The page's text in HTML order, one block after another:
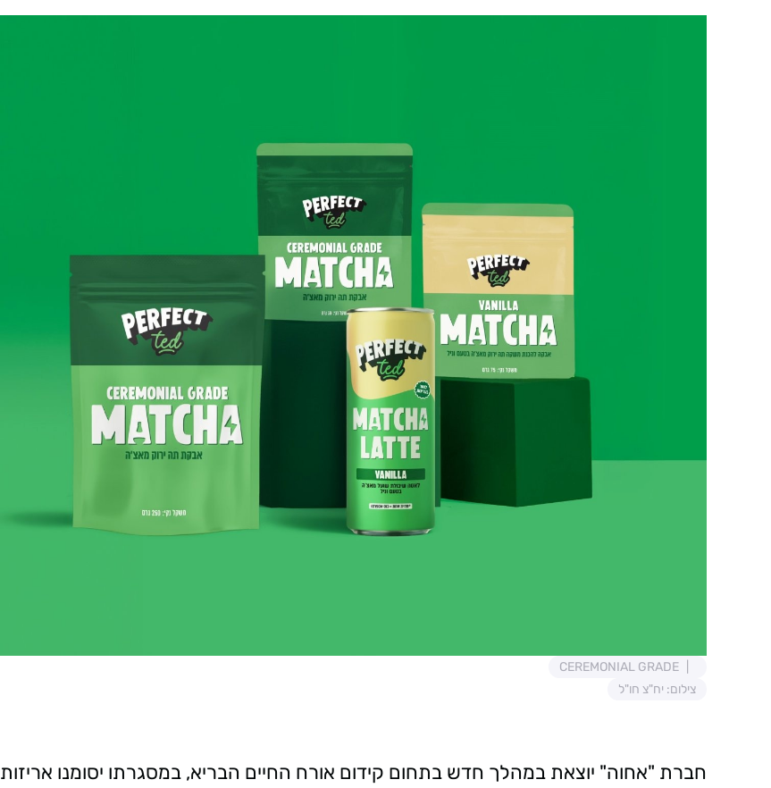
CEREMONIAL GRADE
צילום: יח"צ חו"ל
חברת "אחוה" יוצאת במהלך חדש בתחום קידום אורח החיים הבריא, במסגרתו יסומנו אריזות